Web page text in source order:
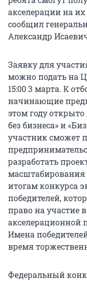
акселерации на их
сообщил
Александр
Заявку для
можно подать на
15:00 3 марта. К
начинающие
этом году
без бизнеса» и
участник сможет
разработать
масштабирования
итогам конкурса
победителей,
право на участие
акселерационной
Имена
время
Федеральный